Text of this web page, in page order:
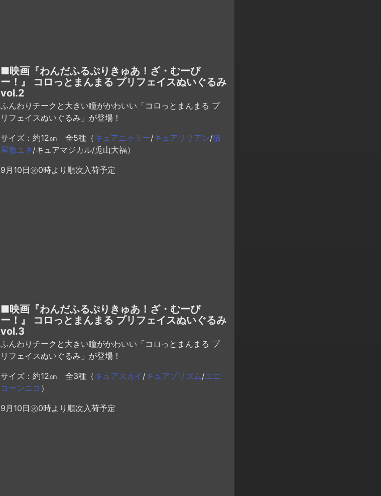
■映画『わんだふるぷりきゅあ！ざ・むーび
ー！』 コロっとまんまる プリフェイスぬいぐるみ
vol.2
ふんわりチークと大きい瞳がかわいい「コロっとまんまる プ
リフェイスぬいぐるみ」が登場！
サイズ：約12㎝ 全5種（キュアニャミー/キュアリリアン/猫
屋敷ユキ/キュアマジカル/兎山大福）
9月10日㊋0時より順次入荷予定
■映画『わんだふるぷりきゅあ！ざ・むーび
ー！』 コロっとまんまる プリフェイスぬいぐるみ
vol.3
ふんわりチークと大きい瞳がかわいい「コロっとまんまる プ
リフェイスぬいぐるみ」が登場！
サイズ：約12㎝ 全3種（キュアスカイ /キュアプリズム/ユニ
コーンニコ ）
9月10日㊋0時より順次入荷予定